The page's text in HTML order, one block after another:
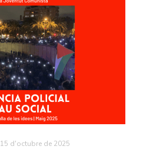
15 d'octubre de 2025